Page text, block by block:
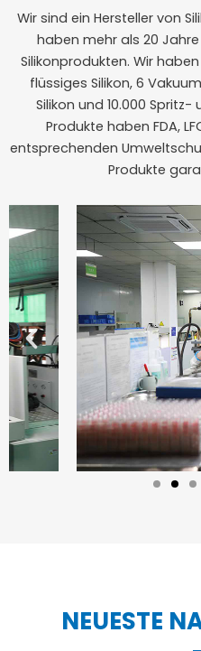
Wir sind ein Hersteller von
haben mehr als 20
Silikonprodukten. Wir
flüssiges Silikon, 6
Silikon und 10.000
Produkte haben FDA,
entsprechenden
Produkte
NEUESTE